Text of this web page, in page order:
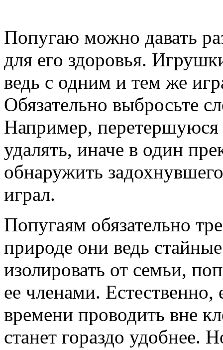
Попугаю можно давать
для его здоровья.
ведь с одним и тем же
Обязательно выбросьте
Например, перетершуюся
удалять, иначе в один
обнаружить
играл.
Попугаям обязательно
природе они ведь
изолировать от семьи,
ее членами.
времени проводить вне
станет гораздо удобнее.